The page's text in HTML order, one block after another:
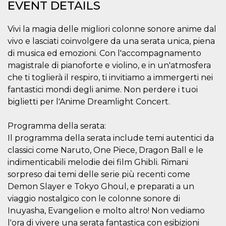
EVENT DETAILS
Vivi la magia delle migliori colonne sonore anime dal
vivo e lasciati coinvolgere da una serata unica, piena
di musica ed emozioni. Con l'accompagnamento
magistrale di pianoforte e violino, e in un'atmosfera
che ti toglierà il respiro, ti invitiamo a immergerti nei
fantastici mondi degli anime. Non perdere i tuoi
biglietti per l'Anime Dreamlight Concert.
Programma della serata:
Il programma della serata include temi autentici da
classici come Naruto, One Piece, Dragon Ball e le
indimenticabili melodie dei film Ghibli. Rimani
sorpreso dai temi delle serie più recenti come
Demon Slayer e Tokyo Ghoul, e preparati a un
viaggio nostalgico con le colonne sonore di
Inuyasha, Evangelion e molto altro! Non vediamo
l'ora di vivere una serata fantastica con esibizioni
the site, but
a good
example is
maintaining
a logged-in
status for a
user
between
pages.
m
Stripe
m.stripe.com
month
optimization
of payment
processing
services,
facilitating
content on
to make
pages load
faster.
CookieScriptConsent
CookieScript
This cookie